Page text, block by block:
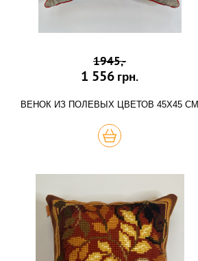
1945,-
1 556 грн.
ВЕНОК ИЗ ПОЛЕВЫХ ЦВЕТОВ 45Х45 СМ
КУПИТЬ